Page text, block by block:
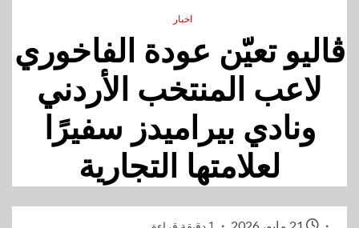
اخبار
ڤاليو تعيّن عودة الفاخوري
لاعب المنتخب الأردني
ونادي بيراميدز سفيرًا
لعلامتها التجارية